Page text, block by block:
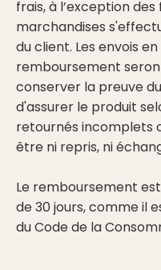
frais, à l’exception
marchandises
du client. Les envois
remboursement
conserver la preuve
d'assurer le produit
retournés incomplets
être ni repris, ni
Le remboursement
de 30 jours, comme il
du Code de la